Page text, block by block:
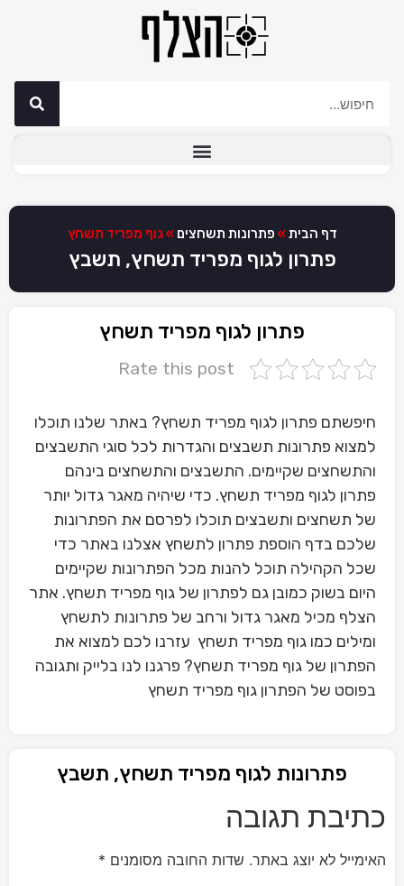
דף הבית » פתרונות תשחצים »גוף מפריד תשחץ
פתרון לגוף מפריד תשחץ, תשבץ
פתרון לגוף מפריד תשחץ
Rate this post
חיפשתם פתרון לגוף מפריד תשחץ? באתר שלנו תוכלו
למצוא פתרונות תשבצים והגדרות לכל סוגי התשבצים
והתשחצים שקיימים. התשבצים והתשחצים בינהם
פתרון לגוף מפריד תשחץ. כדי שיהיה מאגר גדול יותר
של תשחצים ותשבצים תוכלו לפרסם את הפתרונות
שלכם בדף הוספת פתרון לתשחץ אצלנו באתר כדי
שכל הקהילה תוכל להנות מכל הפתרונות שקיימים
היום בשוק כמובן גם לפתרון של גוף מפריד תשחץ. אתר
הצלף מכיל מאגר גדול ורחב של פתרונות לתשחץ
ומילים כמו גוף מפריד תשחץ עזרנו לכם למצוא את
הפתרון של גוף מפריד תשחץ? פרגנו לנו בלייק ותגובה
בפוסט של הפתרון גוף מפריד תשחץ
פתרונות לגוף מפריד תשחץ, תשבץ
כתיבת תגובה
האימייל לא יוצג באתר. שדות החובה מסומנים *